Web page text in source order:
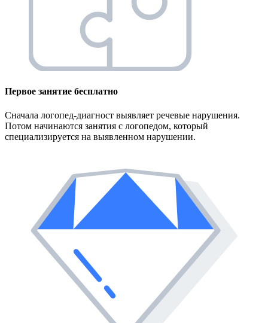
Первое занятие бесплатно
Сначала логопед-диагност выявляет речевые нарушения.
Потом начинаются занятия с логопедом, который
специализируется на выявленном нарушении.